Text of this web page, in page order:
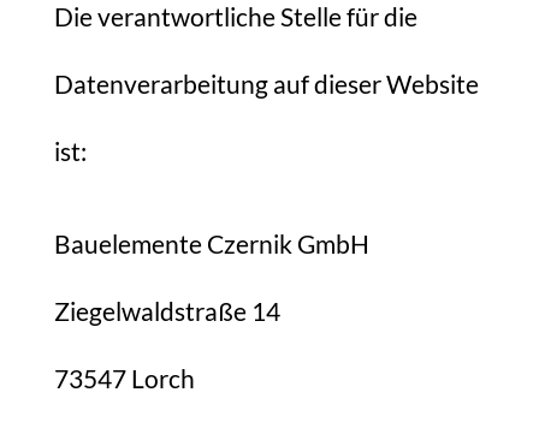
Die verantwortliche Stelle für die
Datenverarbeitung auf dieser Website
ist:
Bauelemente Czernik GmbH
Ziegelwaldstraße 14
73547 Lorch